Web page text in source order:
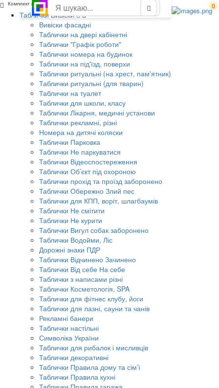
Таблички Вивіски
Вивіски фасадні
Таблички на двері кабінетні
Таблички "Графік роботи"
Таблички номера на будинок
Таблички на під'їзд, поверхи
Таблички ритуальні (на хрест, пам'ятник)
Таблички ритуальні (для тварин)
Таблички на туалет
Таблички для школи, класу
Таблички Лікарня, медичні установи
Таблички рекламні, різні
Номера на дитячі коляски
Таблички Парковка
Таблички Не паркуватися
Таблички Відеоспостереження
Таблички Об’єкт під охороною
Таблички прохід та проїзд заборонено
Таблички Обережно Злий пес
Таблички для КПП, воріт, шлагбаумів
Таблички Не смітити
Таблички Не курити
Таблички Вигул собак заборонено
Таблички Водойми, Ліс
Дорожні знаки ПДР
Таблички Відчинено Зачинено
Таблички Від себе На себе
Таблички з написами різні
Таблички Косметологія, SPA
Таблички для фітнес клубу, йоги
Таблички для лазні, сауни та чанів
Рекламні банери
Таблички настільні
Символіка України
Таблички для рибалок і мисливців
Таблички декоративні
Таблички Правила дому та сім’ї
Таблички Правила кухні
0
Комплект пластикових стендів "Народні символи"